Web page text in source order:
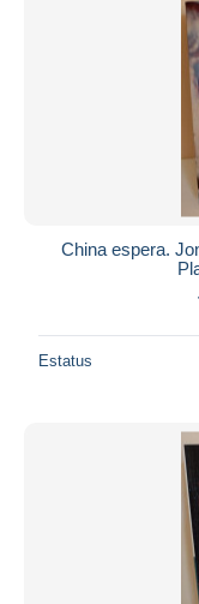
China espera.
Estatus